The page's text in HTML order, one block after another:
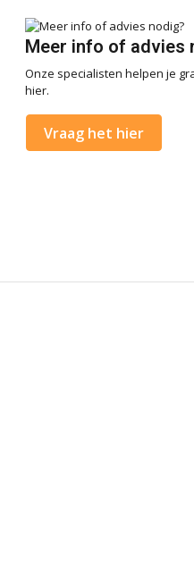
Meer info of advies
Onze specialisten helpen je
hier.
Vraag het hier